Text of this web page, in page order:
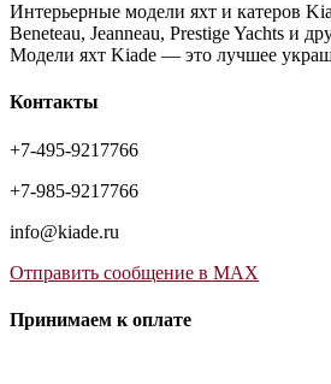
Интерьерные модели яхт и катеров
Beneteau, Jeanneau, Prestige Yachts и
Модели яхт Kiade — это лучшее
Контакты
+7-495-9217766
+7-985-9217766
info@kiade.ru
Отправить сообщение в MAX
Принимаем к оплате